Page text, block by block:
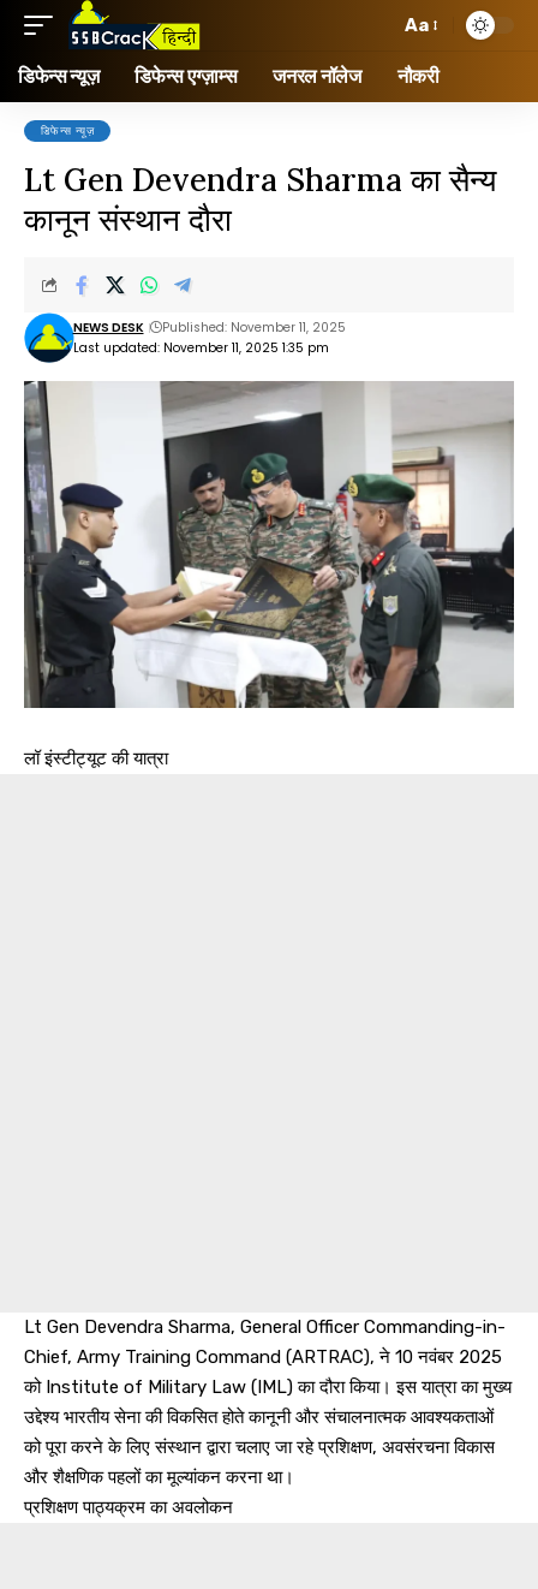
Aa
डिफेन्स न्यूज़ डिफेन्स एग्ज़ाम्स जनरल नॉलेज नौकरी
डिफेन्स न्यूज़
Lt Gen Devendra Sharma का सैन्य
कानून संस्थान दौरा
Last updated: November 11, 2025 1:35 pm
NEWS DESK Published: November 11, 2025
लॉ इंस्टीट्यूट की यात्रा
Lt Gen Devendra Sharma, General Officer Commanding-in-
Chief, Army Training Command (ARTRAC), ने 10 नवंबर 2025
को Institute of Military Law (IML) का दौरा किया। इस यात्रा का मुख्य
उद्देश्य भारतीय सेना की विकसित होते कानूनी और संचालनात्मक आवश्यकताओं
को पूरा करने के लिए संस्थान द्वारा चलाए जा रहे प्रशिक्षण, अवसंरचना विकास
और शैक्षणिक पहलों का मूल्यांकन करना था।
प्रशिक्षण पाठ्यक्रम का अवलोकन